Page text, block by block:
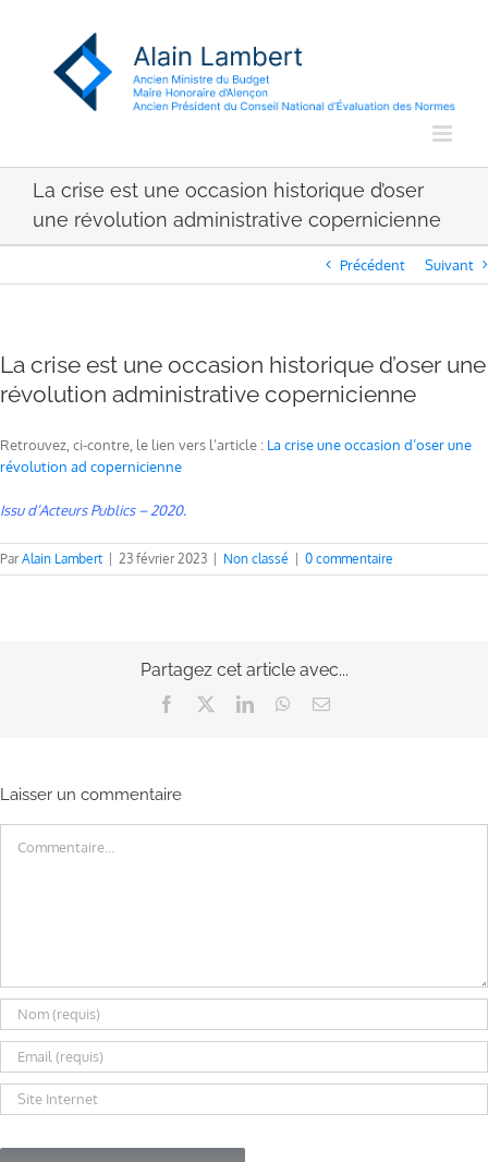
La crise est une occasion historique d’oser
une révolution administrative copernicienne
Précédent Suivant
La crise est une occasion historique d’oser une
révolution administrative copernicienne
Retrouvez, ci-contre, le lien vers l’article : La crise une occasion d’oser une
révolution ad copernicienne
Issu d’Acteurs Publics – 2020.
ParAlain Lambert 23 février 2023 Non classé 0 commentaire
Partagez cet article avec...
Facebook LinkedInWhatsApp
Email
Laisser un commentaire